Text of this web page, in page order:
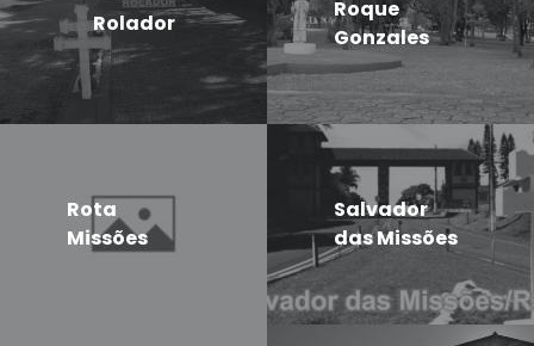
Rolador
Roque
Gonzales
Rota
Missões
Salvador
das Missões